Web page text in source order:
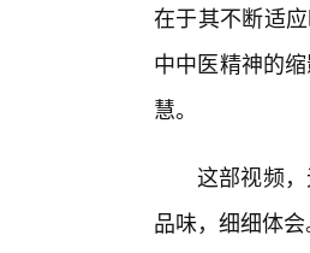
在于其不断适
中中医精神的
慧。
这部视频
品味，细细体会